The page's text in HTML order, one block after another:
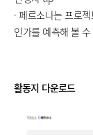
· 페르소나는 프로
인가를 예측해 볼
활동지 다운로드